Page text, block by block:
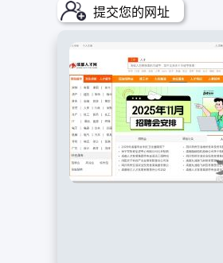
提交您的网址